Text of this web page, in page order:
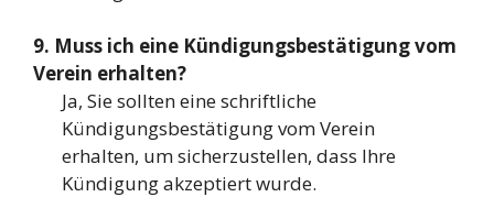
9. Muss ich eine Kündigungsbestätigung vom
Verein erhalten?
Ja, Sie sollten eine schriftliche
Kündigungsbestätigung vom Verein
erhalten, um sicherzustellen, dass Ihre
Kündigung akzeptiert wurde.